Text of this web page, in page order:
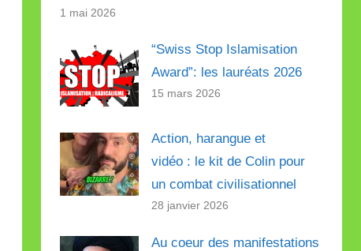
1 mai 2026
“Swiss Stop Islamisation
Award”: les lauréats 2026
15 mars 2026
Action, harangue et
vidéo : le kit de Colin pour
un combat civilisationnel
28 janvier 2026
Au coeur des manifestations